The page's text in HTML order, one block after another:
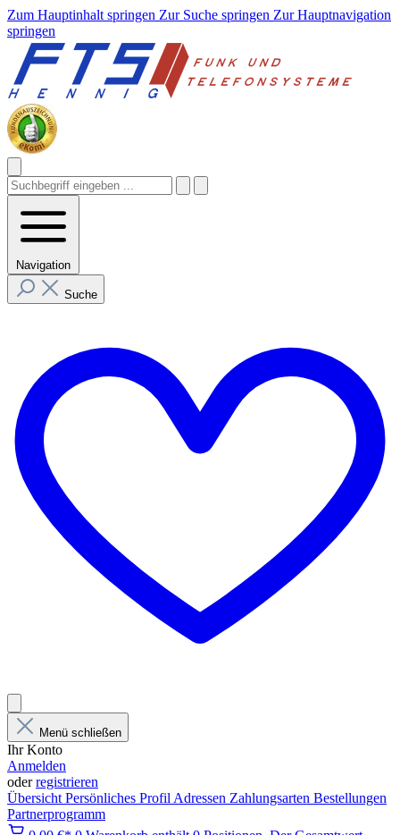
Zum Hauptinhalt springen Zur Suche springen Zur Hauptnavigation
springen
Navigation
Suche
Menü schließen
Ihr Konto
Anmelden
oderregistrieren
Übersicht Persönliches Profil Adressen Zahlungsarten Bestellungen
Partnerprogramm